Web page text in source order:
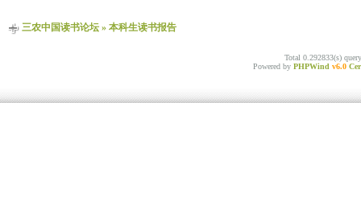
三农中国读书论坛» 本科生读书报告
Total 0.292833(s)
Powered by PHPWind v6.0